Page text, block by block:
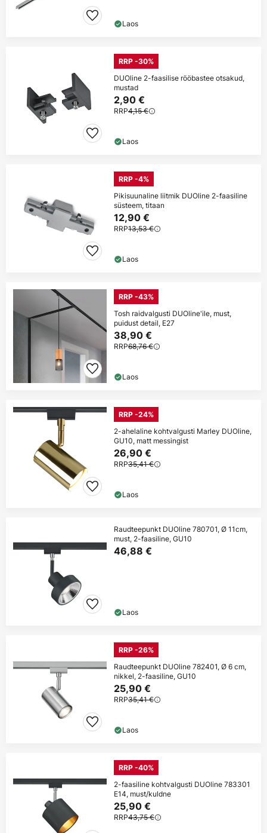
Laos
RRP -30%
DUOline 2-faasilise rööbastee otsakud,
mustad
2,90 €
RRP4,15 €
Laos
RRP -4%
Pikisuunaline liitmik DUOline 2-faasiline
süsteem, titaan
12,90 €
RRP13,53 €
Laos
RRP -43%
Tosh raidvalgusti DUOline'ile, must,
puidust detail, E27
38,90 €
RRP68,76 €
Laos
RRP -24%
2-ahelaline kohtvalgusti Marley DUOline,
GU10, matt messingist
26,90 €
RRP35,41 €
Laos
Raudteepunkt DUOline 780701, Ø 11cm,
must, 2-faasiline, GU10
46,88 €
Laos
RRP -26%
Raudteepunkt DUOline 782401, Ø 6 cm,
nikkel, 2-faasiline, GU10
25,90 €
RRP35,41 €
Laos
RRP -40%
2-faasiline kohtvalgusti DUOline 783301
E14, must/kuldne
25,90 €
RRP43,75 €